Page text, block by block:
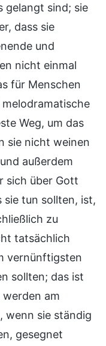
gelangt sind; sie
dass sie
und
nicht einmal
für Menschen
melodramatische
Weg, um das
sie nicht weinen
außerdem
sich über Gott
sie tun sollten, ist,
zu
tatsächlich
vernünftigsten
sollten; das ist
am
wenn sie ständig
gesegnet